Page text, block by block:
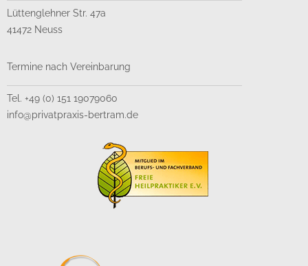
Lüttenglehner Str. 47a
41472 Neuss
Termine nach Vereinbarung
Tel. +49 (0) 151 19079060
info@privatpraxis-bertram.de